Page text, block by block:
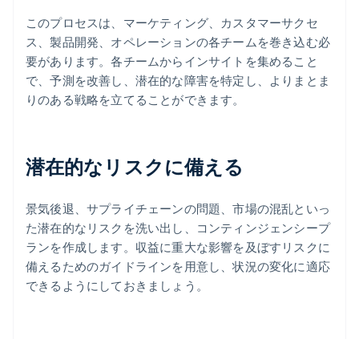
このプロセスは、マーケティング、カスタマーサクセ
ス、製品開発、オペレーションの各チームを巻き込む必
要があります。各チームからインサイトを集めること
で、予測を改善し、潜在的な障害を特定し、よりまとま
りのある戦略を立てることができます。
潜在的なリスクに備える
景気後退、サプライチェーンの問題、市場の混乱といっ
た潜在的なリスクを洗い出し、コンティンジェンシープ
ランを作成します。収益に重大な影響を及ぼすリスクに
備えるためのガイドラインを用意し、状況の変化に適応
できるようにしておきましょう。